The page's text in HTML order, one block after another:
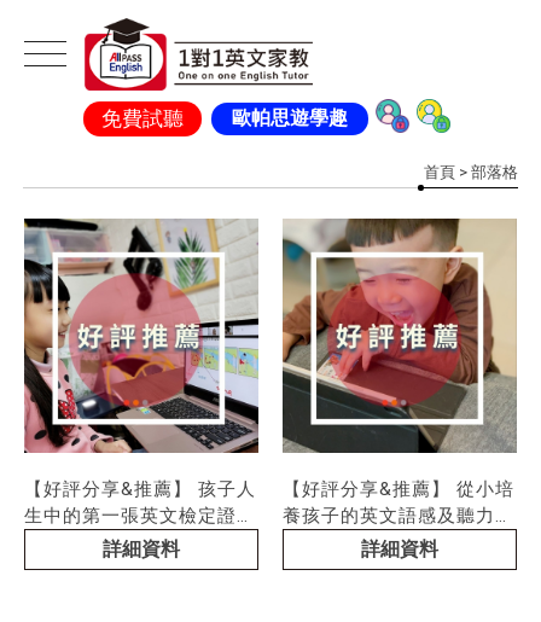
免費試聽 歐帕思遊學趣
首頁 > 部落格
【好評分享&推薦】 孩子人
生中的第一張英文檢定證
書，就是到歐帕思加強訓練
的!!
詳細資料
【好評分享&推薦】 從小培
養孩子的英文語感及聽力
我從All Pass作為起步！
詳細資料